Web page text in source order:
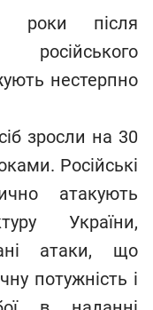
роки після
нестерпно
зросли на 30
Російські
атакують
України,
атаки, що
потужність і